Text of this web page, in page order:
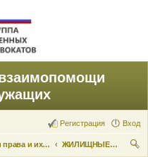
Вход
Регистрация
Ваши права и их реализация
ЖИЛИЩНЫЕ ВОПРОСЫ